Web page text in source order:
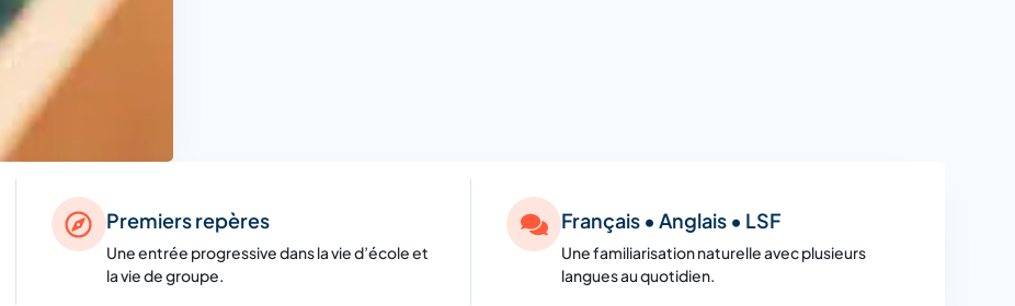
Premiers repères
Une entrée progressive dans la vie d’école et
la vie de groupe.
Français • Anglais • LSF
Une familiarisation naturelle avec plusieurs
langues au quotidien.